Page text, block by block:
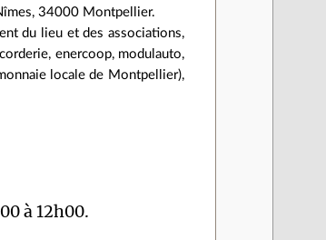
34000 Montpellier.
du lieu et des associations,
enercoop, modulauto,
locale de Montpellier),
à 12h00.